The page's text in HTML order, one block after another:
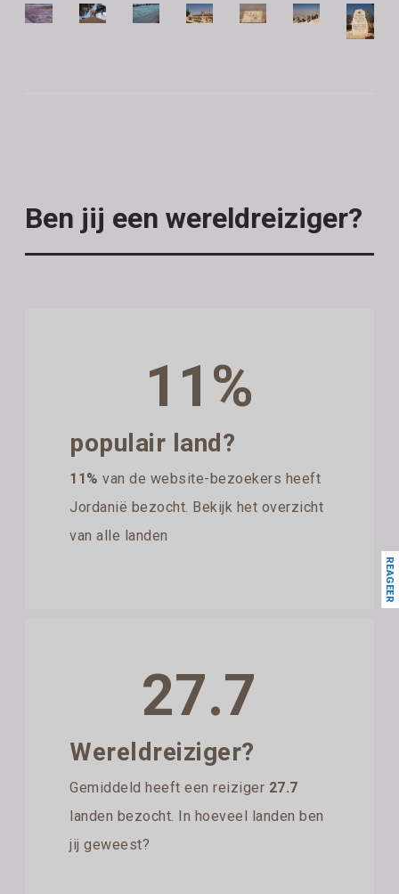
Ben jij een wereldreiziger?
11%
populair land?
11% van de website-bezoekers heeft
Jordanië bezocht. Bekijk het overzicht
van alle landen
27.7
Wereldreiziger?
Gemiddeld heeft een reiziger 27.7
landen bezocht. In hoeveel landen ben
jij geweest?
REAGEER